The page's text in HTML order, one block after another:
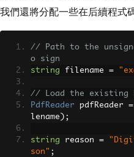
我們還將分配一些在后續程式
// Path to the
o sign
string filename =
// Load the existing
PdfReader pdfReader =
lename );
string reason =
son" ;